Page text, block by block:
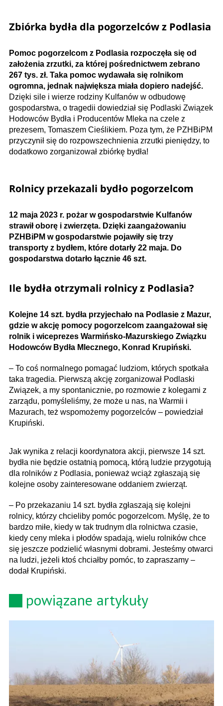
Zbiórka bydła dla pogorzelców z Podlasia
Pomoc pogorzelcom z Podlasia rozpoczęła się od
założenia zrzutki, za której pośrednictwem zebrano
267 tys. zł. Taka pomoc wydawała się rolnikom
ogromna, jednak największa miała dopiero nadejść.
Dzięki sile i wierze rodziny Kulfanów w odbudowę
gospodarstwa, o tragedii dowiedział się Podlaski Związek
Hodowców Bydła i Producentów Mleka na czele z
prezesem, Tomaszem Cieślikiem. Poza tym, że PZHBiPM
przyczynił się do rozpowszechnienia zrzutki pieniędzy, to
dodatkowo zorganizował zbiórkę bydła!
Rolnicy przekazali bydło pogorzelcom
12 maja 2023 r. pożar w gospodarstwie Kulfanów
strawił oborę i zwierzęta. Dzięki zaangażowaniu
PZHBiPM w gospodarstwie pojawiły się trzy
transporty z bydłem, które dotarły 22 maja. Do
gospodarstwa dotarło łącznie 46 szt.
Ile bydła otrzymali rolnicy z Podlasia?
Kolejne 14 szt. bydła przyjechało na Podlasie z Mazur,
gdzie w akcję pomocy pogorzelcom zaangażował się
rolnik i wiceprezes Warmińsko-Mazurskiego Związku
Hodowców Bydła Mlecznego, Konrad Krupiński.
– To coś normalnego pomagać ludziom, których spotkała
taka tragedia. Pierwszą akcję zorganizował Podlaski
Związek, a my spontanicznie, po rozmowie z kolegami z
zarządu, pomyśleliśmy, że może u nas, na Warmii i
Mazurach, też wspomożemy pogorzelców – powiedział
Krupiński.
Jak wynika z relacji koordynatora akcji, pierwsze 14 szt.
bydła nie będzie ostatnią pomocą, którą ludzie przygotują
dla rolników z Podlasia, ponieważ wciąż zgłaszają się
kolejne osoby zainteresowane oddaniem zwierząt.
– Po przekazaniu 14 szt. bydła zgłaszają się kolejni
rolnicy, którzy chcieliby pomóc pogorzelcom. Myślę, że to
bardzo miłe, kiedy w tak trudnym dla rolnictwa czasie,
kiedy ceny mleka i płodów spadają, wielu rolników chce
się jeszcze podzielić własnymi dobrami. Jesteśmy otwarci
na ludzi, jeżeli ktoś chciałby pomóc, to zapraszamy –
dodał Krupiński.
powiązane artykuły